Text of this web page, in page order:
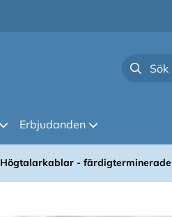
Erbjudanden
Högtalarkablar - färdigterminerade